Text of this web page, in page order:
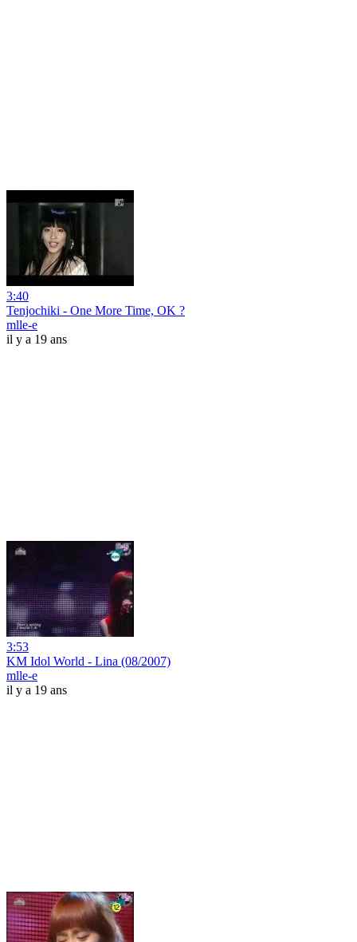
3:40
Tenjochiki - One More Time, OK ?
mlle-e
il y a 19 ans
3:53
KM Idol World - Lina (08/2007)
mlle-e
il y a 19 ans